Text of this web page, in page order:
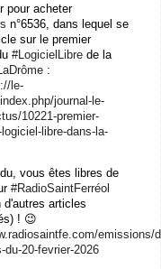
pour acheter
n°6536, dans lequel se
sur le premier
#LogicielLibre de la
:
le-
journal-le-
10221-premier-
libre-dans-la-
vous êtes libres de
#RadioSaintFerréol
d'autres articles
! 😉
radiosaintfe.com/emissions/
du-20-fevrier-2026